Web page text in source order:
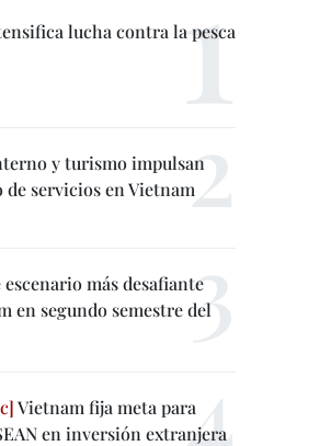
lucha contra la pesca
y turismo impulsan
servicios en Vietnam
escenario más desafiante
en segundo semestre del
Vietnam fija meta para
en inversión extranjera